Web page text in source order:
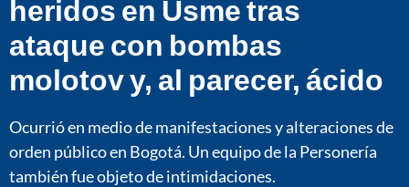
heridos en Usme tras
ataque con bombas
molotov y, al parecer, ácido
Ocurrió en medio de manifestaciones y alteraciones de
orden público en Bogotá. Un equipo de la Personería
también fue objeto de intimidaciones.